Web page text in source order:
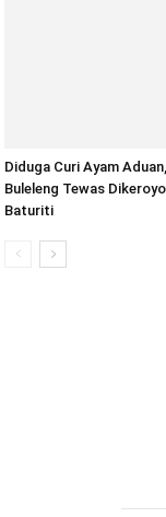
Diduga Curi Ayam
Buleleng Tewas
Baturiti